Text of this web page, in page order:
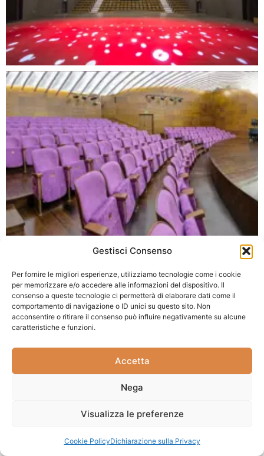
Gestisci Consenso
Per fornire le migliori esperienze, utilizziamo tecnologie come i cookie
per memorizzare e/o accedere alle informazioni del dispositivo. Il
consenso a queste tecnologie ci permetterà di elaborare dati come il
comportamento di navigazione o ID unici su questo sito. Non
acconsentire o ritirare il consenso può influire negativamente su alcune
caratteristiche e funzioni.
Accetta
Nega
Visualizza le preferenze
Cookie PolicyDichiarazione sulla Privacy